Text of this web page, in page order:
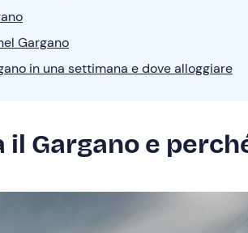
Gargano
in una settimana e dove alloggiare
il Gargano e